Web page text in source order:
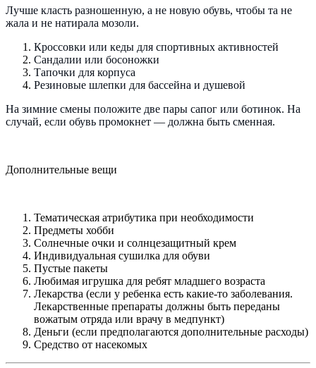
Лучше класть разношенную, а не новую обувь, чтобы та не
жала и не натирала мозоли.
Кроссовки или кеды для спортивных активностей
Сандалии или босоножки
Тапочки для корпуса
Резиновые шлепки для бассейна и душевой
На зимние смены положите две пары сапог или ботинок. На
случай, если обувь промокнет — должна быть сменная.
Дополнительные вещи
Тематическая атрибутика при необходимости
Предметы хобби
Солнечные очки и солнцезащитный крем
Индивидуальная сушилка для обуви
Пустые пакеты
Любимая игрушка для ребят младшего возраста
Лекарства (если у ребенка есть какие-то заболевания.
Лекарственные препараты должны быть переданы
вожатым отряда или врачу в медпункт)
Деньги (если предполагаются дополнительные расходы)
Средство от насекомых